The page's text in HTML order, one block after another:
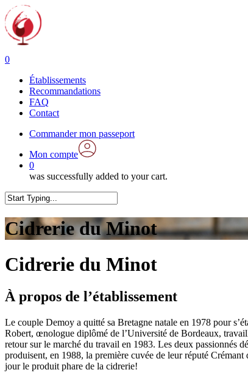
Skip
to
main
content
0
Établissements
Recommandations
FAQ
Contact
Commander mon passeport
Mon compte
0
was successfully added to your cart.
Search
Cidrerie du Minot
Cidrerie du Minot
À propos de l’établissement
Le couple Demoy a quitté sa Bretagne natale en 1978 pour
Robert, œnologue diplômé de l’Université de Bordeaux,
retour sur le marché du travail en 1983. Les deux passionnés
produisent, en 1988, la première cuvée de leur réputé
jour le produit phare de la cidrerie!